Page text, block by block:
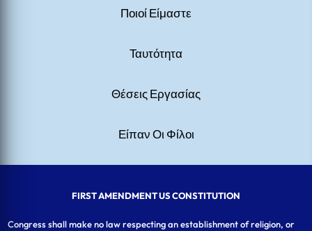
Ποιοί Είμαστε
Ταυτότητα
Θέσεις Εργασίας
Είπαν Οι Φίλοι
FIRST AMENDMENT US CONSTITUTION
Congress shall make no law respecting an establishment of religion, or